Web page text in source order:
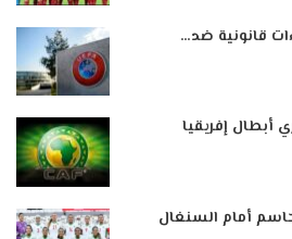
قانونية ضد…
أبطال إفريقيا
أمام السنغال